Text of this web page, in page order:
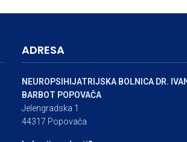
ADRESA
NEUROPSIHIJATRIJSKA BOLNICA DR.
BARBOT POPOVAČA
Jelengradska 1
44317 Popovača